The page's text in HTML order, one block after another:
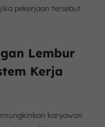
pekerjaan tersebut
Lembur
Kerja
karyawan